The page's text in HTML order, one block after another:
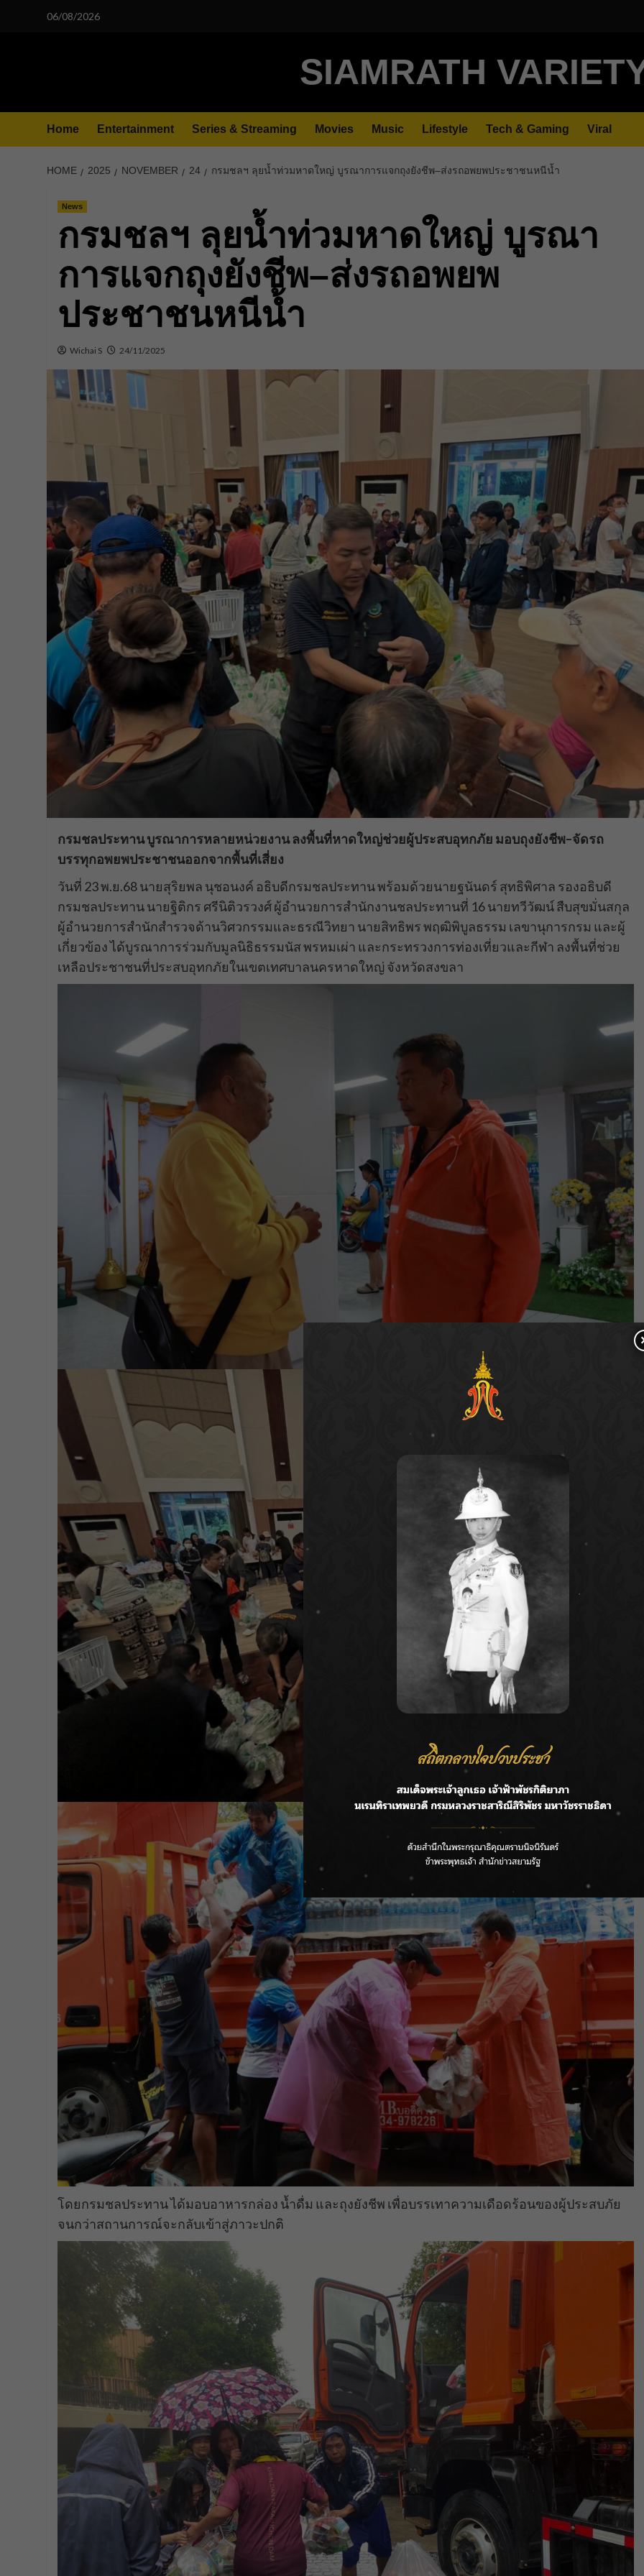
06/08/2026
SIAMRATH
Home Entertainment Series & Streaming Movies Music Lifestyle Tech & Gaming Viral
HOME 2025 NOVEMBER 24 กรมชลฯ ลุยน้ำท่วมหาดใหญ่ บูรณาการแจกถุงยังชีพ–ส่งรถอพยพประชาชนหนีน้ำ
News
กรมชลฯ ลุยน้ำท่วมหาดใหญ่ บูรณา
การแจกถุงยังชีพ–ส่งรถอพยพ
ประชาชนหนีน้ำ
Wichai S 24/11/2025
กรมชลประทาน บูรณาการหลายหน่วยงาน ลงพื้นที่หาดใหญ่ช่วยผู้ประสบอุทกภัย มอบถุงยังชีพ–จัดรถ
บรรทุกอพยพประชาชนออกจากพื้นที่เสี่ยง
วันที่ 23 พ.ย.68 นายสุริยพล นุชอนงค์ อธิบดีกรมชลประทาน พร้อมด้วยนายฐนันดร์ สุทธิพิศาล รองอธิบดี
กรมชลประทาน นายฐิติกร ศรีนิติวรวงศ์ ผู้อำนวยการสำนักงานชลประทานที่ 16 นายทวีวัฒน์ สืบสุขมั่นสกุล
ผู้อำนวยการสำนักสำรวจด้านวิศวกรรมและธรณีวิทยา นายสิทธิพร พฤฒิพิบูลธรรม เลขานุการกรม และผู้
เกี่ยวข้อง ได้บูรณาการร่วมกับมูลนิธิธรรมนัส พรหมเผ่า และกระทรวงการท่องเที่ยวและกีฬา ลงพื้นที่ช่วย
เหลือประชาชนที่ประสบอุทกภัยในเขตเทศบาลนครหาดใหญ่ จังหวัดสงขลา
โดยกรมชลประทาน ได้มอบอาหารกล่อง น้ำดื่ม และถุงยังชีพ เพื่อบรรเทาความเดือดร้อนของผู้ประสบภัย
จนกว่าสถานการณ์จะกลับเข้าสู่ภาวะปกติ